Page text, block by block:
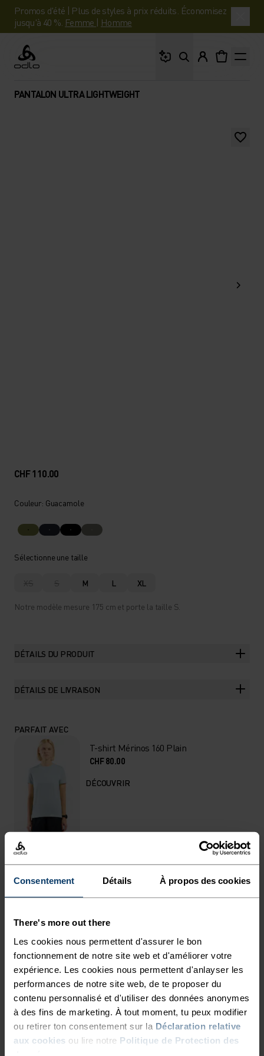
Consentement Détails À propos des cookies
There's more out there
Les cookies nous permettent d'assurer le bon
fonctionnement de notre site web et d'améliorer votre
expérience. Les cookies nous permettent d'anlayser les
performances de notre site web, de te proposer du
contenu personnalisé et d'utiliser des données anonymes
à des fins de marketing. À tout moment, tu peux modifier
ou retirer ton consentement sur la Déclaration relative
aux cookies ou lire notre Politique de Protection des
Promos d'été | Plus de styles à prix réduits. Économisez
jusqu'à 40 %. Femme | Homme
Odlo
PANTALON ULTRA LIGHTWEIGHT
CHF 110.00
Couleur: Guacamole
Sélectionne une taille
XS S M L XL
Notre modèle mesure 175 cm et porte la taille S.
DÉTAILS DU PRODUIT
DÉTAILS DE LIVRAISON
PARFAIT AVEC
T-shirt Mérinos 160 Plain
CHF 80.00
DÉCOUVRIR
POURQUOI CE PRODUIT
CONÇU AVEC SOIN POUR
TOUTES TES AVENTURES.
Destiné aux sports de plein air, ce pantalon
respirant présente une coupe ample légèrement
fuselée en bas. Il est composé d’un tissu ripstop
structuré léger comme l’air qui sèche très
rapidement. Sa taille réglable permet un